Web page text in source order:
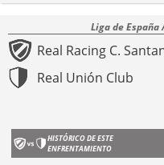
Liga de España
Real Racing C.
Real Unión Club
HISTÓRICO DE ESTE
ENFRENTAMIENTO